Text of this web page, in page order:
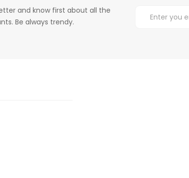
and know first about all the
Be always trendy.